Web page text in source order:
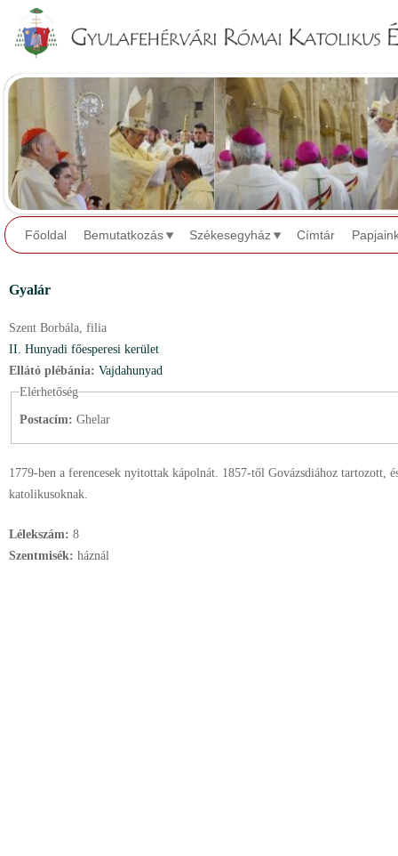
Főoldal Bemutatkozás Székesegyház Címtár
Gyalár
Szent Borbála, filia
II. Hunyadi főesperesi kerület
Ellátó plébánia: Vajdahunyad
Elérhetőség
Postacím: Ghelar
1779-ben a ferencesek nyitottak kápolnát. 1857-től Govázsdiához tartozott,
katolikusoknak.
Lélekszám: 8
Szentmisék: háznál